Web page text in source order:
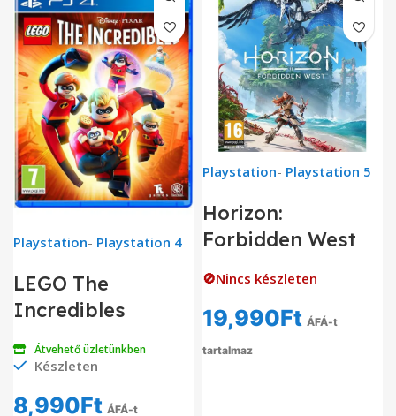
Playstation- Playstation 4
LEGO The
Incredibles
Átvehető üzletünkben
Készleten
8,990Ft ÁFÁ-t
Playstation- Playstation 5
Horizon:
Forbidden West
🚫Nincs készleten
19,990Ft ÁFÁ-t
tartalmaz